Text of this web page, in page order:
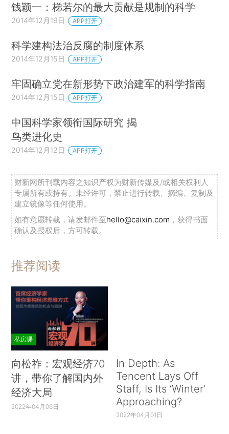
钱颖一：梯若尔的最大贡献是规制的科学
2014年12月19日 APP打开
科学建构法治反腐的制度体系
2014年12月15日 APP打开
牢固确立党在新形势下政治建军的科学指南
2014年12月15日 APP打开
中国科学家领衔国际研究 揭
鸟类进化史
2014年12月12日 APP打开
财新网所刊载内容之知识产权为财新传媒及/或相关权利人
专属所有或持有。未经许可，禁止进行转载、摘编、复制及
建立镜像等任何使用。
如有意愿转载，请发邮件至hello@caixin.com ，获得书面
确认及授权后，方可转载。
推荐阅读
私房课
向松祚：宏观经济70
讲，带你了解国内外
经济大局
2022年04月06日
In Depth: As
Tencent Lays Off
Staff, Is Its ‘Winter’
Approaching?
2022年04月01日